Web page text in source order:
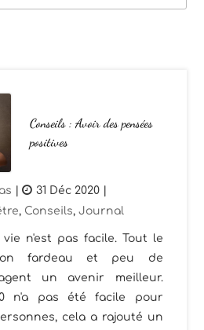
Conseils : Avoir des pensées
positives
| 31 Déc 2020
, Conseils,Journal
n'est pas facile. Tout le
fardeau et peu de
un avenir meilleur.
n'a pas été facile pour
cela a rajouté un